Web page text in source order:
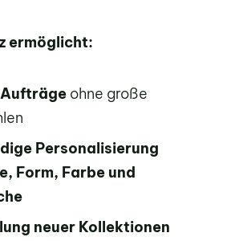
ermöglicht:
ohne große
Personalisierung
Form, Farbe und
neuer Kollektionen